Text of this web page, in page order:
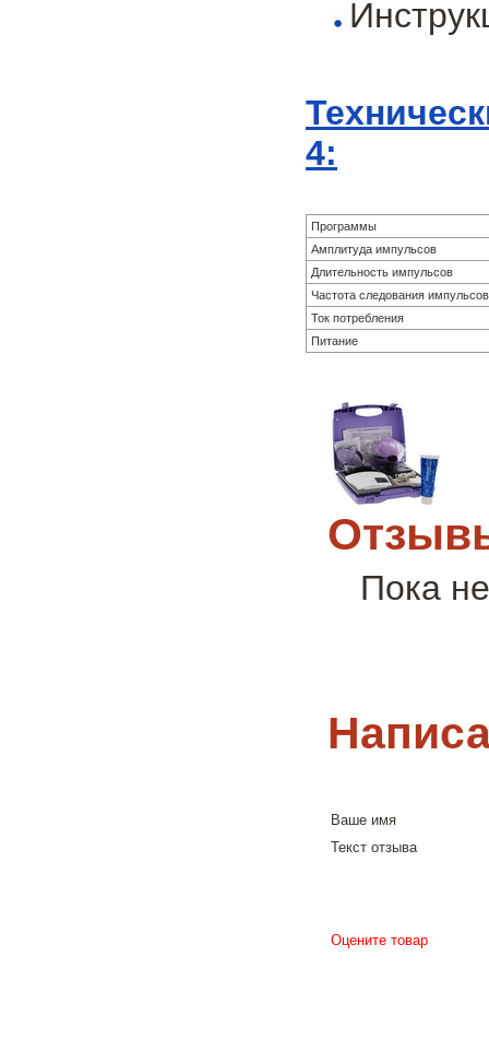
4:
Программы
Амплитуда импульсов
Длительность импульсов
Частота следования импульсов
Ток потребления
Питание
Пока
Ваше имя
Текст отзыва
Оцените товар